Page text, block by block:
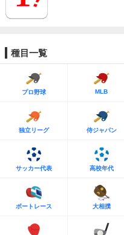
種目一覧
プロ野球 MLB
独立リーグ 侍ジャパン
サッカー代表 高校年代
ボートレース 大相撲